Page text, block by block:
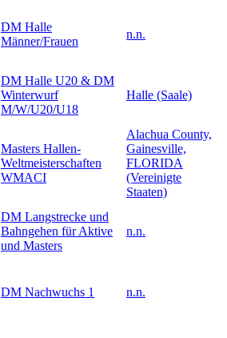
DM Halle
Männer/Frauen
n.n.
DM Halle U20 & DM
Winterwurf
M/W/U20/U18
Halle (Saale)
Masters Hallen-
Weltmeisterschaften
WMACI
Alachua County,
Gainesville,
FLORIDA
(Vereinigte
Staaten)
DM Langstrecke und
Bahngehen für Aktive
und Masters
n.n.
DM Nachwuchs 1 n.n.